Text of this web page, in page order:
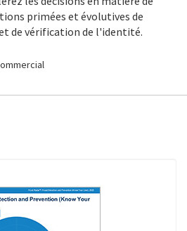
primées et évolutives de
de vérification de l'identité.